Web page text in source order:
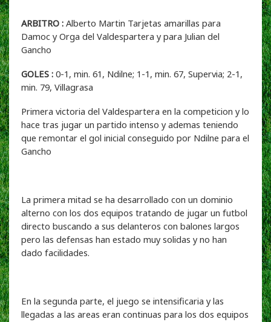
ARBITRO : Alberto Martin Tarjetas amarillas para
Damoc y Orga del Valdespartera y para Julian del
Gancho
GOLES : 0-1, min. 61, Ndilne; 1-1, min. 67, Supervia; 2-1,
min. 79, Villagrasa
Primera victoria del Valdespartera en la competicion y lo
hace tras jugar un partido intenso y ademas teniendo
que remontar el gol inicial conseguido por Ndilne para el
Gancho
La primera mitad se ha desarrollado con un dominio
alterno con los dos equipos tratando de jugar un futbol
directo buscando a sus delanteros con balones largos
pero las defensas han estado muy solidas y no han
dado facilidades.
En la segunda parte, el juego se intensificaria y las
llegadas a las areas eran continuas para los dos equipos